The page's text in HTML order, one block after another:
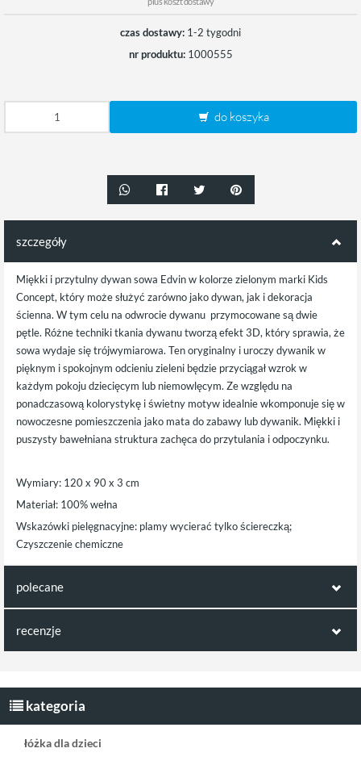
czas dostawy: 1-2 tygodni
nr produktu:1000555
do koszyka
szczegóły
Miękki i przytulny dywan sowa Edvin w kolorze zielonym marki Kids
Concept, który może służyć zarówno jako dywan, jak i dekoracja
ścienna. W tym celu na odwrocie dywanu przymocowane są dwie
pętle. Różne techniki tkania dywanu tworzą efekt 3D, który sprawia, że
​​sowa wydaje się trójwymiarowa. Ten oryginalny i uroczy dywanik w
pięknym i spokojnym odcieniu zieleni będzie przyciągał wzrok w
każdym pokoju dziecięcym lub niemowlęcym. Ze względu na
ponadczasową kolorystykę i świetny motyw idealnie wkomponuje się w
nowoczesne pomieszczenia jako mata do zabawy lub dywanik. Miękki i
puszysty bawełniana struktura zachęca do przytulania i odpoczynku.
Wymiary: 120 x 90 x 3 cm
Materiał: 100% wełna
Wskazówki pielęgnacyjne: plamy wycierać tylko ściereczką;
Czyszczenie chemiczne
polecane
polecamy również poniższe produkty:
recenzje
Napisz pierwszą recenzję jako klient!
kategoria
łóżka dla dzieci